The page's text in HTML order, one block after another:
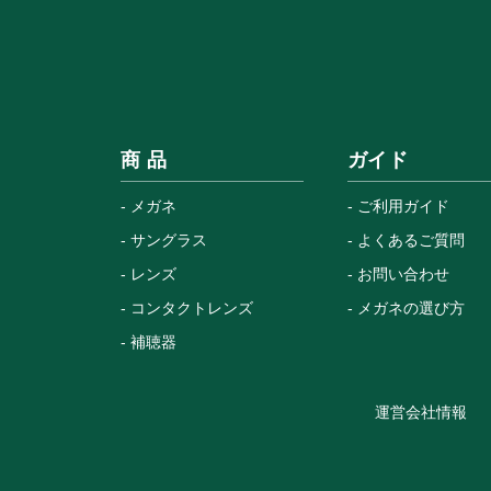
商 品
メガネ
サングラス
レンズ
コンタクトレンズ
補聴器
ガイド
ご利用ガイド
よくあるご質問
お問い合わせ
メガネの選び方
運営会社情報